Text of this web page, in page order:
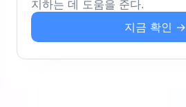
지하는 데 도움을 준다.
지금 확인 →